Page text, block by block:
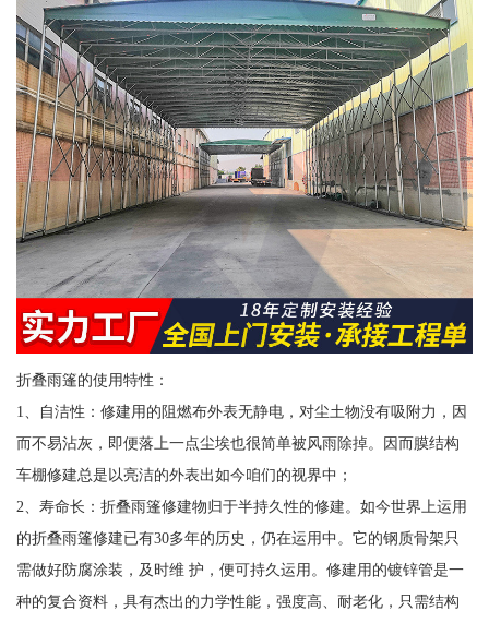
折叠雨篷的使用特性：
1、自洁性：修建用的阻燃布外表无静电，对尘土物没有吸附力，因
而不易沾灰，即便落上一点尘埃也很简单被风雨除掉。因而膜结构
车棚修建总是以亮洁的外表出如今咱们的视界中；
2、寿命长：折叠雨篷修建物归于半持久性的修建。如今世界上运用
的折叠雨篷修建已有30多年的历史，仍在运用中。它的钢质骨架只
需做好防腐涂装，及时维 护，便可持久运用。修建用的镀锌管是一
种的复合资料，具有杰出的力学性能，强度高、耐老化，只需结构